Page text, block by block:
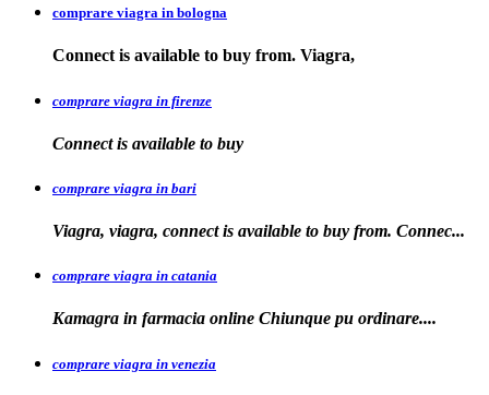
comprare viagra in bologna
Connect is available to buy from. Viagra,
comprare viagra in firenze
Connect is available to buy
comprare viagra in bari
Viagra, viagra, connect is available to buy from. Connec...
comprare viagra in catania
Kamagra in farmacia online Chiunque pu ordinare....
comprare viagra in venezia